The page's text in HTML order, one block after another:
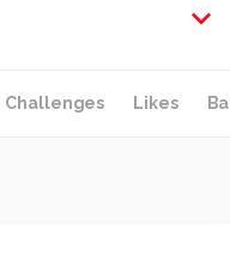
Challenges Likes